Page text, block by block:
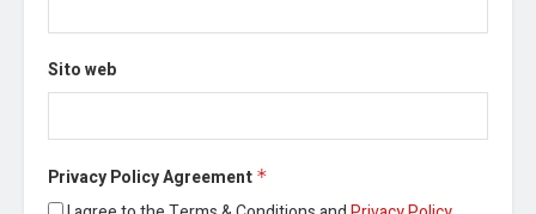
Sito web
Privacy Policy Agreement *